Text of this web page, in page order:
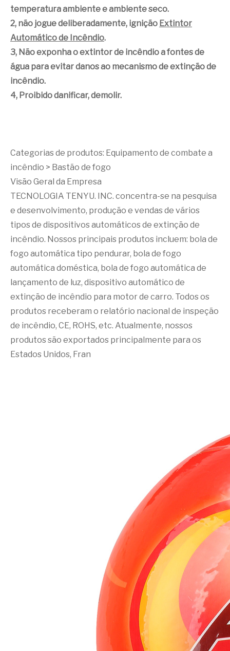
temperatura ambiente e ambiente seco.
2, não jogue deliberadamente, ignição Extintor
Automático de Incêndio.
3, Não exponha o extintor de incêndio a fontes de
água para evitar danos ao mecanismo de extinção de
incêndio.
4, Proibido danificar, demolir.
Categorias de produtos: Equipamento de combate a
incêndio > Bastão de fogo
Visão Geral da Empresa
TECNOLOGIA TENYU. INC. concentra-se na pesquisa
e desenvolvimento, produção e vendas de vários
tipos de dispositivos automáticos de extinção de
incêndio. Nossos principais produtos incluem: bola de
fogo automática tipo pendurar, bola de fogo
automática doméstica, bola de fogo automática de
lançamento de luz, dispositivo automático de
extinção de incêndio para motor de carro. Todos os
produtos receberam o relatório nacional de inspeção
de incêndio, CE, ROHS, etc. Atualmente, nossos
produtos são exportados principalmente para os
Estados Unidos, Fran